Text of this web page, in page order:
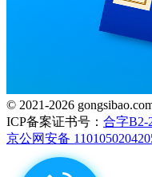
© 2021-2026
ICP备案证书号： 合字B2-
京公网安备